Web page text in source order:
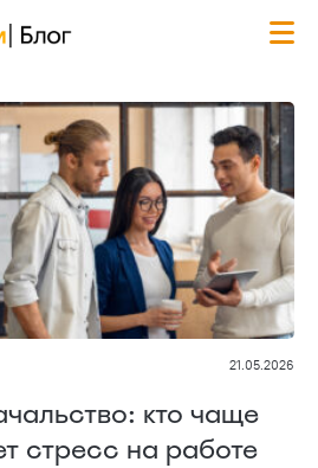
21.05.2026
кто чаще
стресс на работе